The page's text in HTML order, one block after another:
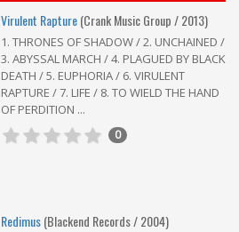
Virulent Rapture(Crank Music Group / 2013)
1. THRONES OF SHADOW / 2. UNCHAINED /
3. ABYSSAL MARCH / 4. PLAGUED BY BLACK
DEATH / 5. EUPHORIA / 6. VIRULENT
RAPTURE / 7. LIFE / 8. TO WIELD THE HAND
OF PERDITION ...
0
Redimus(Blackend Records / 2004)